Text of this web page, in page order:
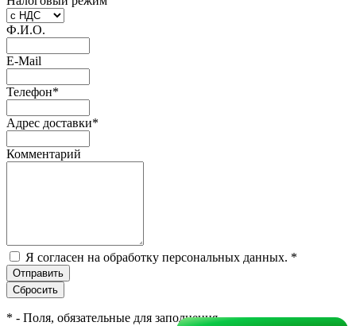
Ф.И.О.
E-Mail
Телефон*
Адрес доставки*
Комментарий
Я согласен на обработку персональных данных. *
* - Поля, обязательные для заполнения